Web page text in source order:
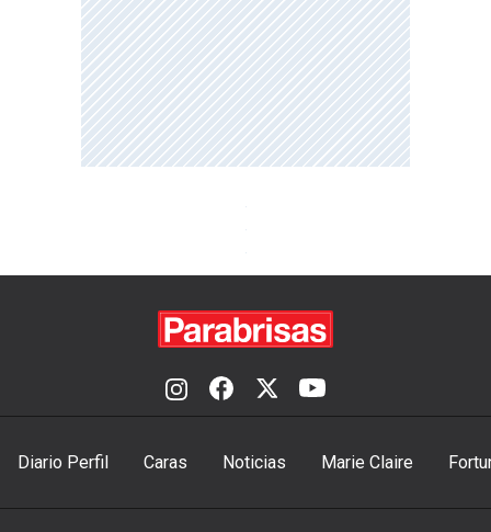
Diario Perfil Caras Noticias Marie Claire